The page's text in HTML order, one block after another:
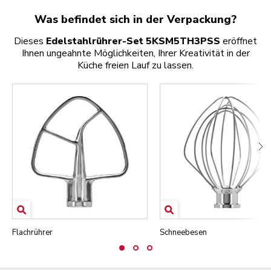
Was befindet sich in der Verpackung?
Dieses Edelstahlrührer-Set 5KSM5TH3PSS eröffnet
Ihnen ungeahnte Möglichkeiten, Ihrer Kreativität in der
Küche freien Lauf zu lassen.
Flachrührer Schneebesen